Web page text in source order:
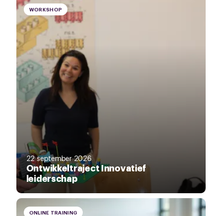
WORKSHOP
22 september 2026
Ontwikkeltraject Innovatief
leiderschap
ONLINE TRAINING